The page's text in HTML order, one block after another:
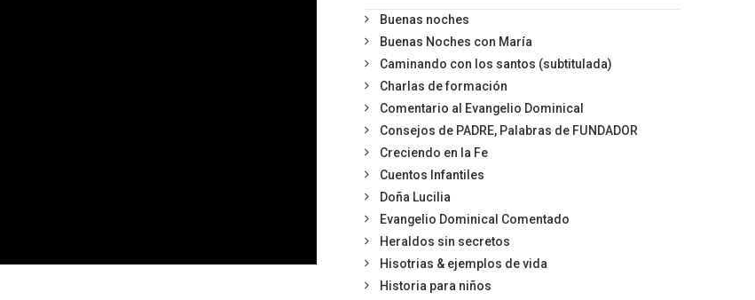
Buenas noches
Buenas Noches con María
Caminando con los santos (subtitulada)
Charlas de formación
Comentario al Evangelio Dominical
Consejos de PADRE, Palabras de FUNDADOR
Creciendo en la Fe
Cuentos Infantiles
Doña Lucilia
Evangelio Dominical Comentado
Heraldos sin secretos
Hisotrias & ejemplos de vida
Historia para niños